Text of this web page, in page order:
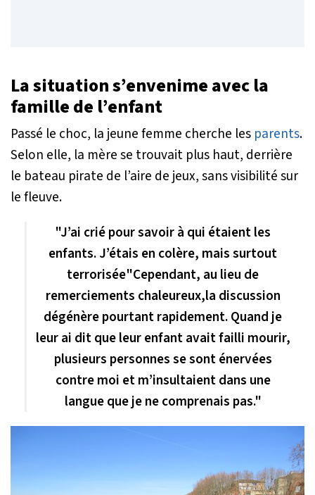
La situation s’envenime avec la
famille de l’enfant
Passé le choc, la jeune femme cherche les parents.
Selon elle, la mère se trouvait plus haut, derrière
le bateau pirate de l’aire de jeux, sans visibilité sur
le fleuve.
"J’ai crié pour savoir à qui étaient les
enfants. J’étais en colère, mais surtout
terrorisée"Cependant, au lieu de
remerciements chaleureux,la discussion
dégénère pourtant rapidement. Quand je
leur ai dit que leur enfant avait failli mourir,
plusieurs personnes se sont énervées
contre moi et m’insultaient dans une
langue que je ne comprenais pas."